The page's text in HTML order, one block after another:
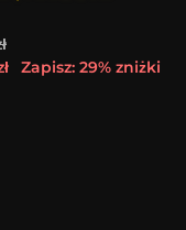
Zapisz: 29% zniżki